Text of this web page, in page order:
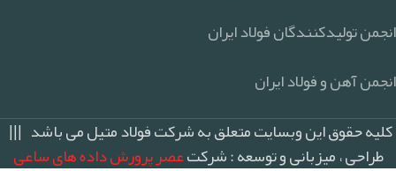
انجمن تولیدکنندگان فولاد ایران
انجمن آهن و فولاد ایران
کلیه حقوق این وبسایت متعلق به شرکت فولاد متیل می باشد |||
طراحی ، میزبانی و توسعه : شرکتعصر پرورش داده های ساعی